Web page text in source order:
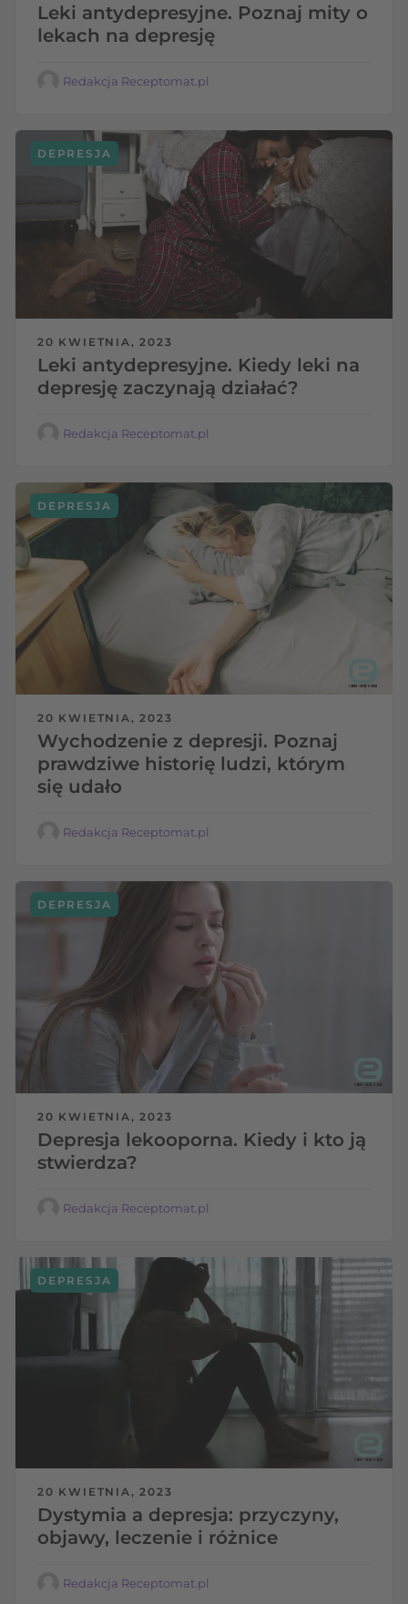
Leki antydepresyjne. Poznaj mity o
lekach na depresję
Redakcja Receptomat.pl
20 KWIETNIA, 2023
Leki antydepresyjne. Kiedy leki na
depresję zaczynają działać?
DEPRESJA
Redakcja Receptomat.pl
20 KWIETNIA, 2023
Wychodzenie z depresji. Poznaj
prawdziwe historię ludzi, którym
się udało
DEPRESJA
Redakcja Receptomat.pl
20 KWIETNIA, 2023
Depresja lekooporna. Kiedy i kto ją
stwierdza?
DEPRESJA
Redakcja Receptomat.pl
20 KWIETNIA, 2023
Dystymia a depresja: przyczyny,
objawy, leczenie i różnice
DEPRESJA
Redakcja Receptomat.pl